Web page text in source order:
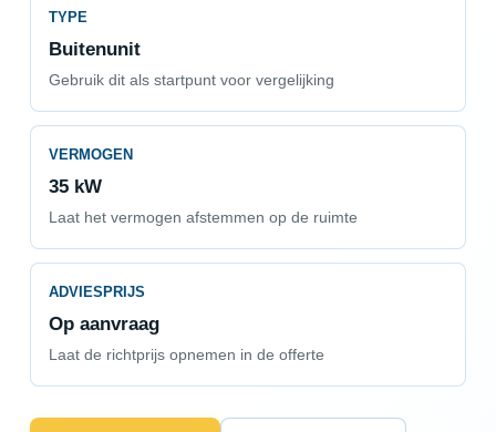
TYPE
Buitenunit
Gebruik dit als startpunt voor vergelijking
VERMOGEN
35 kW
Laat het vermogen afstemmen op de ruimte
ADVIESPRIJS
Op aanvraag
Laat de richtprijs opnemen in de offerte